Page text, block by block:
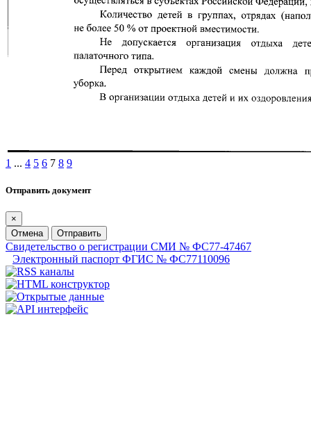
1 ... 4 5 6 7 8 9
Отправить документ
×
Отмена
Отправить
Свидетельство о регистрации СМИ № ФС77-47467
Электронный паспорт ФГИС № ФС77110096